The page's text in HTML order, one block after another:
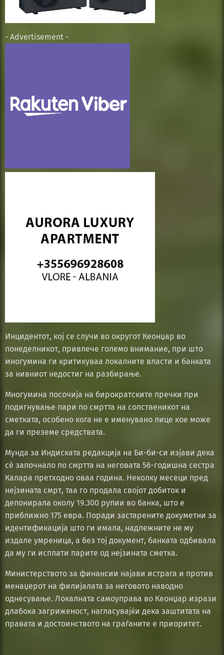
- Advertisement -
Инцидентот, кој се случи во округот Кеонџар во
понеделникот, привлече големо внимание, при што
многумина ги критикуваа локалните власти и банката
за нивниот недостиг на разбирање.
Многумина посочија на бирократските пречки при
подигнување пари по смртта на сопственикот на
сметката, особено кога не е именувано лице кое може
да ги преземе средствата.
Мунда за Индиската редакција на Би-би-си изјави дека
сè започнало по смртта на неговата 56-годишна сестра
Калара претходно оваа година. Неколку месеци пред
нејзината смрт, таа го продала својот добиток и
депонирала околу 19.300 рупии во банка, што е
приближно 175 евра. Поради застарените докуметни за
идентификација што ги имала, надлежните не му
издале умреница, а без тој документ, банката одбивала
да му ги исплати парите од нејзината сметка.
Министерството за финансии најави истрага и против
менаџерот на филијалата за неговото наводно
однесување. Локалната самоуправа во Кеонџар изрази
длабока загриженост, нагласувајќи дека заштитата на
правата и достоинството на граѓаните е приоритет.